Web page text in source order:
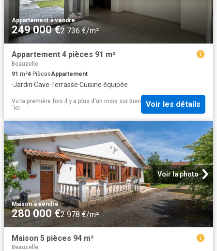
Appartement·à vendre
249 000 €2 736 €/m²
Appartement 4 pièces 91 m²
Beauzelle
91 m²4 PiècesAppartement
·Jardin·Cave·Terrasse·Cuisine équipée
Vu la première fois il y a plus d'un mois sur Bien
´ici
Voir les détails
Voir la photo
Maison·à vendre
280 000 €2 978 €/m²
Maison 5 pièces 94 m²
Beauzelle